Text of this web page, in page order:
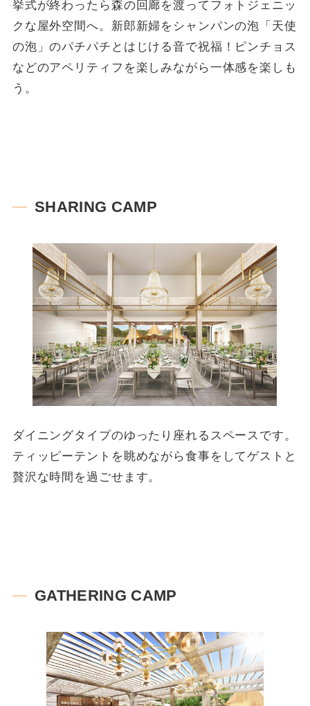
挙式が終わったら森の回廊を渡ってフォトジェニッ
クな屋外空間へ。新郎新婦をシャンパンの泡「天使
の泡」のパチパチとはじける音で祝福！ピンチョス
などのアペリティフを楽しみながら一体感を楽しも
う。
SHARING CAMP
ダイニングタイプのゆったり座れるスペースです。
ティッピーテントを眺めながら食事をしてゲストと
贅沢な時間を過ごせます。
GATHERING CAMP